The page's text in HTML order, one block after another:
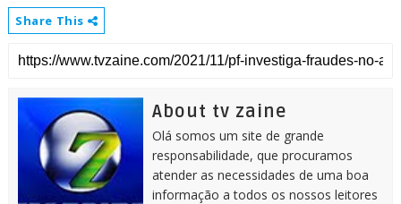
Share This
About tv zaine
Olá somos um site de grande
responsabilidade, que procuramos
atender as necessidades de uma boa
informação a todos os nossos leitores